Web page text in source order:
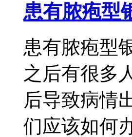
患有脓疱型
患有脓疱型
之后有很多
后导致病情
们应该如何